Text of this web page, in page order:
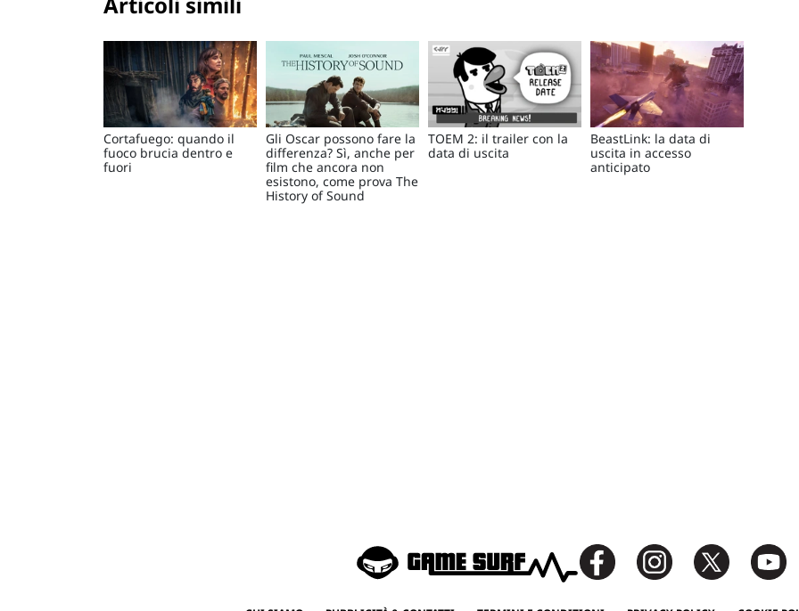
Cortafuego: quando il
fuoco brucia dentro e
fuori
Gli Oscar possono fare la
differenza? Sì, anche per
film che ancora non
esistono, come prova The
History of Sound
TOEM 2: il trailer con la
data di uscita
BeastLink: la data di
uscita in accesso
anticipato